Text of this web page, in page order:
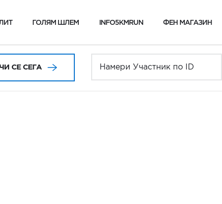
ГОЛЯМ ШЛЕМ INFO5KMRUN ФЕН МАГАЗИН
СЕ СЕГА